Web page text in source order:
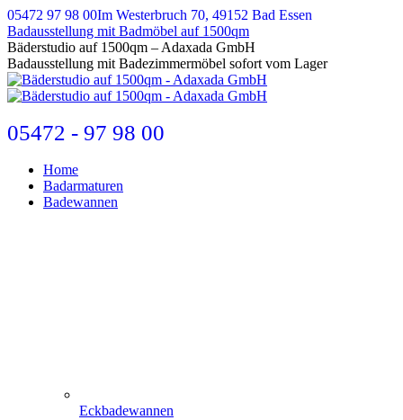
Zum
Inhalt
springen
05472 97 98 00Im Westerbruch 70, 49152 Bad Essen
Badausstellung mit Badmöbel auf 1500qm
E-
Mail
page
opens
new
window
Bäderstudio auf 1500qm – Adaxada GmbH
Badausstellung mit Badezimmermöbel sofort vom Lager
05472 - 97 98 00
Home
Badarmaturen
Badewannen
Eckbadewannen